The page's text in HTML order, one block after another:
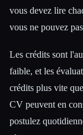
vous devez lire
vous ne pouvez
Les crédits sont
faible, et les
crédits plus vite
CV peuvent en
postulez